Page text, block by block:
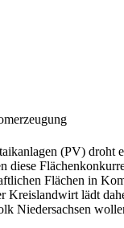
(PV)
Flächen in
Kreislandwirt lädt
Niedersachsen